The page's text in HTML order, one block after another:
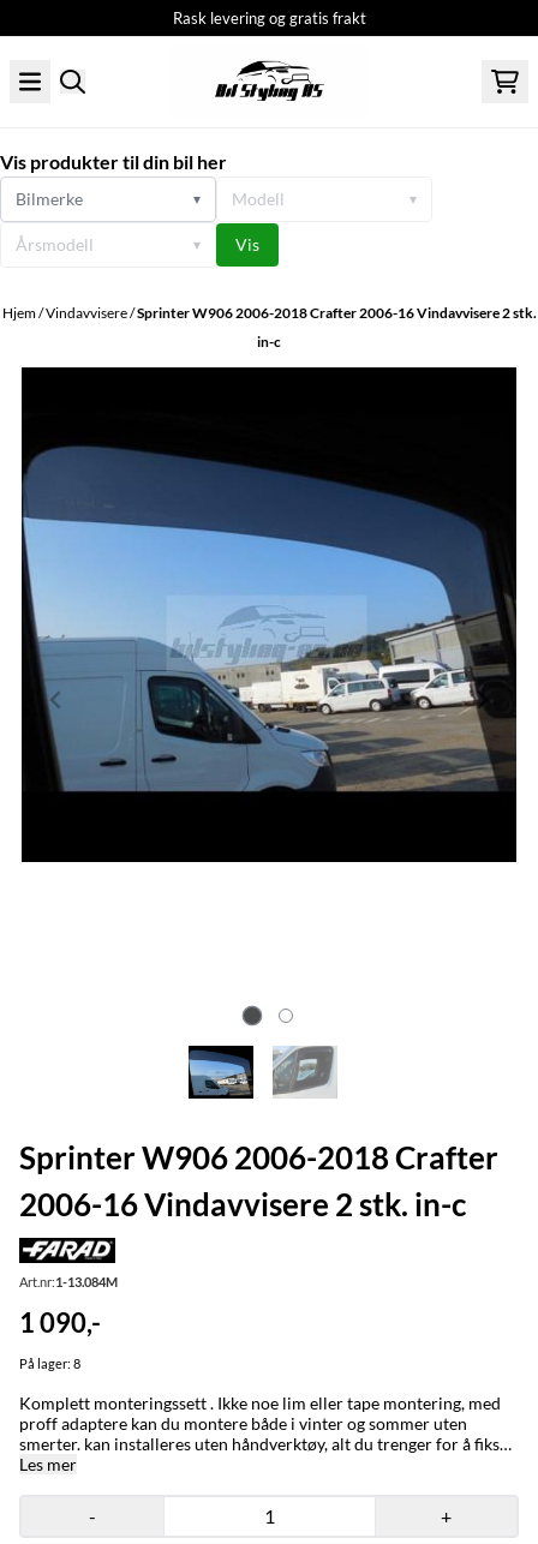
Rask levering og gratis frakt
Vis produkter til din bil her
Bilmerke ▾ Modell ▾
Årsmodell ▾ Vis
Hjem/Vindavvisere/Sprinter W906 2006-2018 Crafter 2006-16 Vindavvisere 2 stk.
in-c
Sprinter W906 2006-2018 Crafter
2006-16 Vindavvisere 2 stk. in-c
Art.nr:1-13.084M
1 090,-
På lager: 8
Komplett monteringssett . Ikke noe lim eller tape montering, med
proff adaptere kan du montere både i vinter og sommer uten
smerter. kan installeres uten håndverktøy, alt du trenger for å fikse
dem på bilen er inkludert i esken.
Les mer
- +